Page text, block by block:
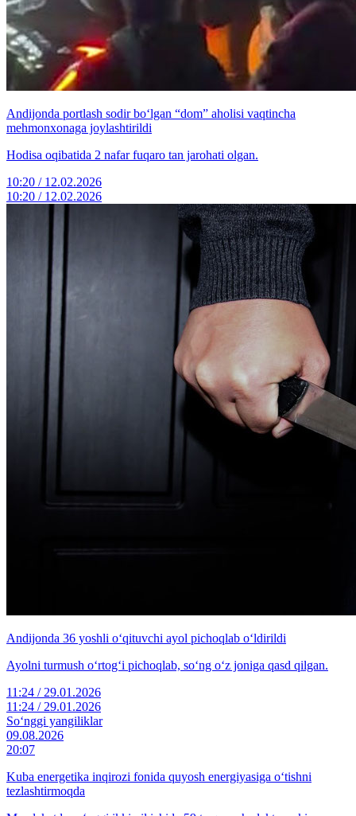
Andijonda portlash sodir bo‘lgan “dom” aholisi vaqtincha
mehmonxonaga joylashtirildi
Hodisa oqibatida 2 nafar fuqaro tan jarohati olgan.
10:20 / 12.02.2026
10:20 / 12.02.2026
Andijonda 36 yoshli o‘qituvchi ayol pichoqlab o‘ldirildi
Ayolni turmush o‘rtog‘i pichoqlab, so‘ng o‘z joniga qasd qilgan.
11:24 / 29.01.2026
11:24 / 29.01.2026
So‘nggi yangiliklar
09.08.2026
20:07
Kuba energetika inqirozi fonida quyosh energiyasiga o‘tishni
tezlashtirmoqda